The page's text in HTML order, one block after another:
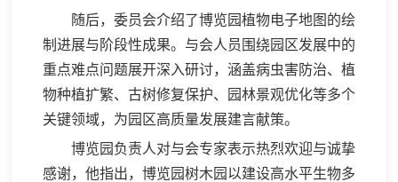
随后，委员会介绍了博览园植物电子地图的绘
制进展与阶段性成果。与会人员围绕园区发展中的
重点难点问题展开深入研讨，涵盖病虫害防治、植
物种植扩繁、古树修复保护、园林景观优化等多个
关键领域，为园区高质量发展建言献策。
博览园负责人对与会专家表示热烈欢迎与诚挚
感谢，他指出，博览园树木园以建设高水平生物多